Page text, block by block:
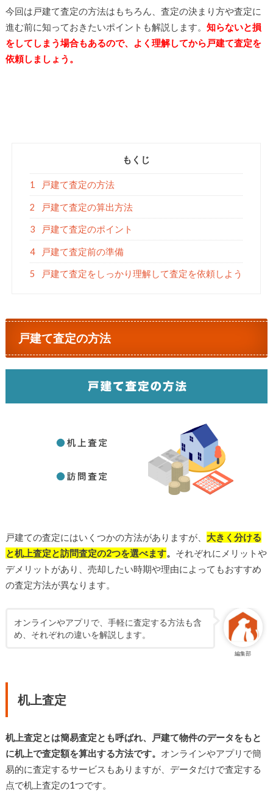
今回は戸建て査定の方法はもちろん、査定の決まり方や査定に
進む前に知っておきたいポイントも解説します。 知らないと損
をしてしまう場合もあるので、よく理解してから戸建て査定を
依頼しましょう。
もくじ
1 戸建て査定の方法
2 戸建て査定の算出方法
3 戸建て査定のポイント
4 戸建て査定前の準備
5 戸建て査定をしっかり理解して査定を依頼しよう
戸建て査定の方法
戸建ての査定にはいくつかの方法がありますが、 大きく分ける
と机上査定と訪問査定の2つを選べます。 それぞれにメリットや
デメリットがあり、売却したい時期や理由によってもおすすめ
の査定方法が異なります。
編集部
オンラインやアプリで、手軽に査定する方法も含
め、それぞれの違いを解説します。
机上査定
机上査定とは簡易査定とも呼ばれ、戸建て物件のデータをもと
に机上で査定額を算出する方法です。 オンラインやアプリで簡
易的に査定するサービスもありますが、データだけで査定する
点で机上査定の1つです。